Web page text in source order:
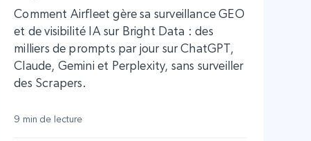
Comment Airfleet gère sa surveillance GEO
et de visibilité IA sur Bright Data : des
milliers de prompts par jour sur ChatGPT,
Claude, Gemini et Perplexity, sans surveiller
des Scrapers.
9 min de lecture